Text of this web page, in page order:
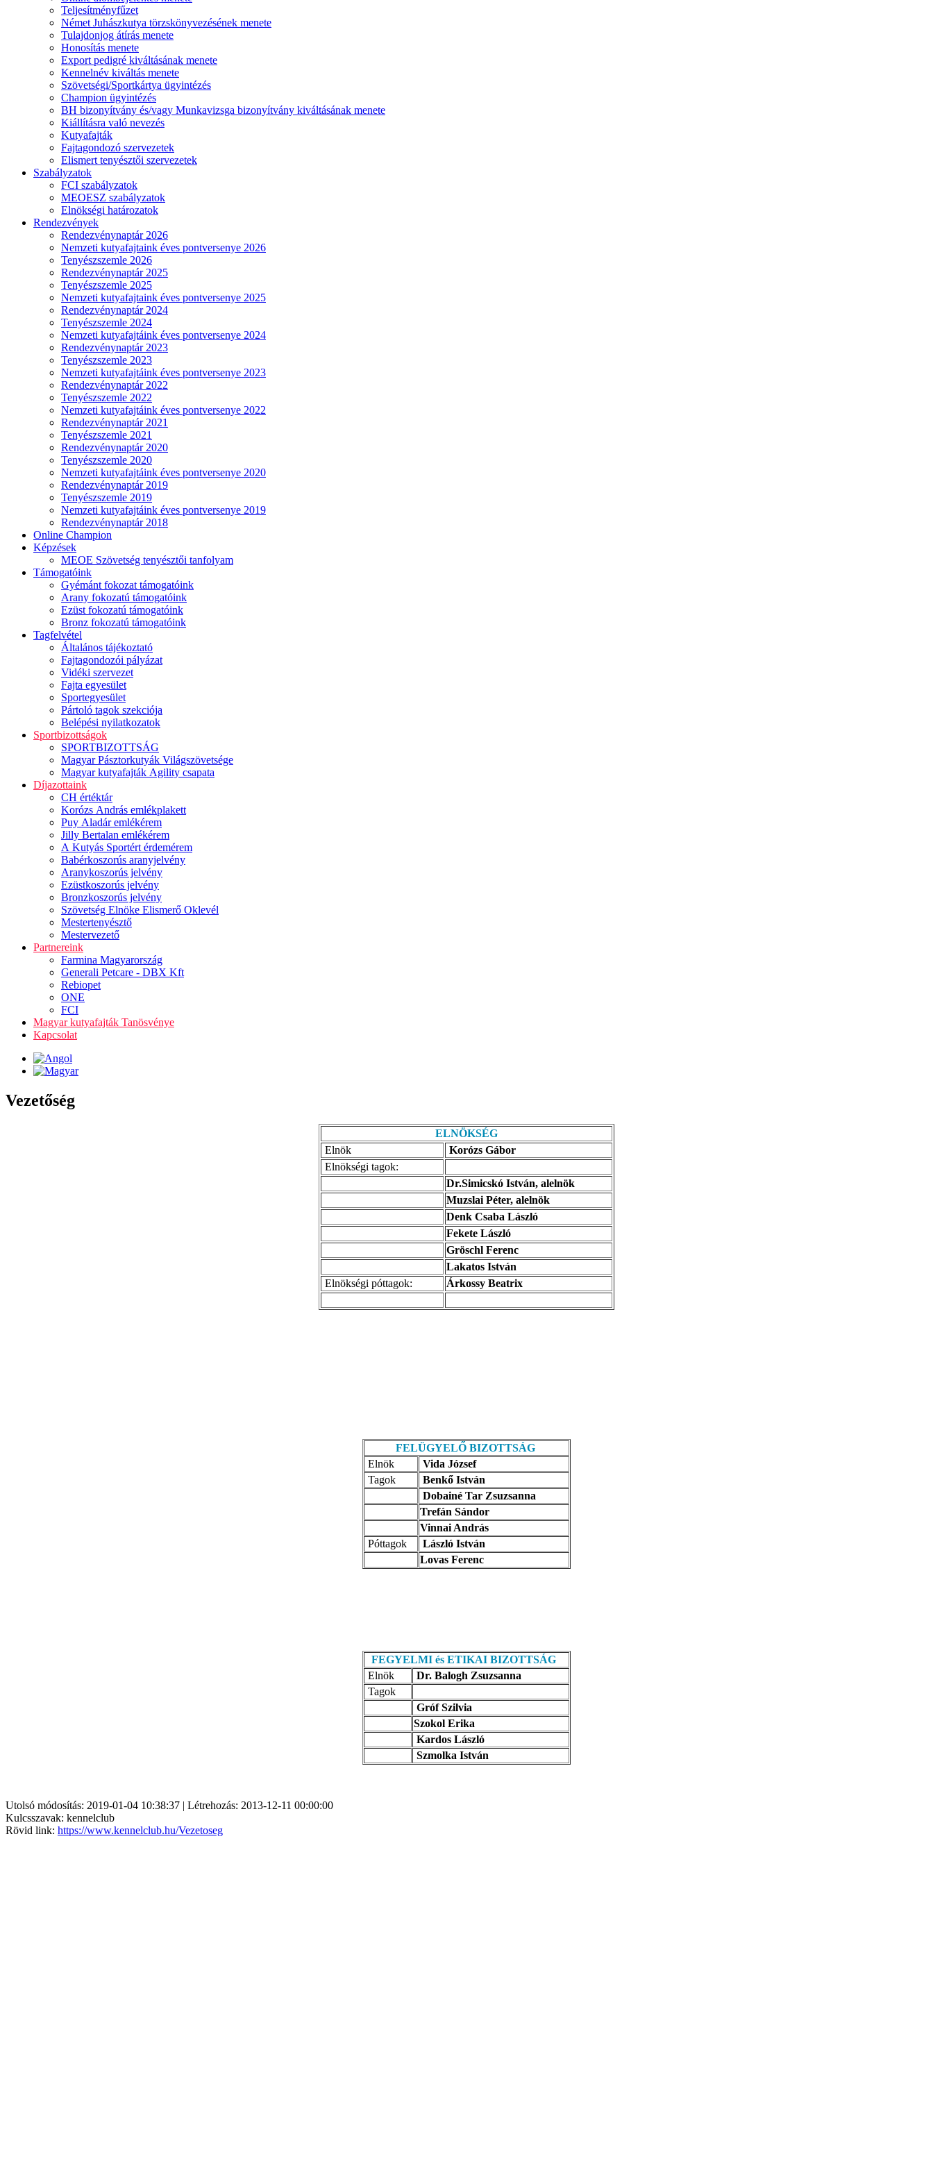
Teljesítményfűzet
Német Juhászkutya törzskönyvezésének menete
Tulajdonjog átírás menete
Honosítás menete
Export pedigré kiváltásának menete
Kennelnév kiváltás menete
Szövetségi/Sportkártya ügyintézés
Champion ügyintézés
BH bizonyítvány és/vagy Munkavizsga bizonyítvány kiváltásának menete
Kiállításra való nevezés
Kutyafajták
Fajtagondozó szervezetek
Elismert tenyésztői szervezetek
Szabályzatok
FCI szabályzatok
MEOESZ szabályzatok
Elnökségi határozatok
Rendezvények
Rendezvénynaptár 2026
Nemzeti kutyafajtaink éves pontversenye 2026
Tenyészszemle 2026
Rendezvénynaptár 2025
Tenyészszemle 2025
Nemzeti kutyafajtaink éves pontversenye 2025
Rendezvénynaptár 2024
Tenyészszemle 2024
Nemzeti kutyafajtáink éves pontversenye 2024
Rendezvénynaptár 2023
Tenyészszemle 2023
Nemzeti kutyafajtáink éves pontversenye 2023
Rendezvénynaptár 2022
Tenyészszemle 2022
Nemzeti kutyafajtáink éves pontversenye 2022
Rendezvénynaptár 2021
Tenyészszemle 2021
Rendezvénynaptár 2020
Tenyészszemle 2020
Nemzeti kutyafajtáink éves pontversenye 2020
Rendezvénynaptár 2019
Tenyészszemle 2019
Nemzeti kutyafajtáink éves pontversenye 2019
Rendezvénynaptár 2018
Online Champion
Képzések
MEOE Szövetség tenyésztői tanfolyam
Támogatóink
Gyémánt fokozat támogatóink
Arany fokozatú támogatóink
Ezüst fokozatú támogatóink
Bronz fokozatú támogatóink
Tagfelvétel
Általános tájékoztató
Fajtagondozói pályázat
Vidéki szervezet
Fajta egyesület
Sportegyesület
Pártoló tagok szekciója
Belépési nyilatkozatok
Sportbizottságok
SPORTBIZOTTSÁG
Magyar Pásztorkutyák Világszövetsége
Magyar kutyafajták Agility csapata
Díjazottaink
CH értéktár
Korózs András emlékplakett
Puy Aladár emlékérem
Jilly Bertalan emlékérem
A Kutyás Sportért érdemérem
Babérkoszorús aranyjelvény
Aranykoszorús jelvény
Ezüstkoszorús jelvény
Bronzkoszorús jelvény
Szövetség Elnöke Elismerő Oklevél
Mestertenyésztő
Mestervezető
Partnereink
Farmina Magyarország
Generali Petcare - DBX Kft
Rebiopet
ONE
FCI
Magyar kutyafajták Tanösvénye
Kapcsolat
Vezetőség
ELNÖKSÉG
Elnök
Korózs Gábor
Elnökségi tagok:
Dr.Simicskó István, alelnök
Muzslai Péter, alelnök
Denk Csaba László
Fekete László
Gröschl Ferenc
Lakatos István
Elnökségi póttagok:
Árkossy Beatrix
FELÜGYELŐ BIZOTTSÁG
Elnök
Vida József
Tagok
Benkő István
Dobainé Tar Zsuzsanna
Trefán Sándor
Vinnai András
Póttagok
László István
Lovas Ferenc
FEGYELMI és ETIKAI BIZOTTSÁG
Elnök
Dr. Balogh Zsuzsanna
Tagok
Gróf Szilvia
Szokol Erika
Kardos László
Szmolka István
Utolsó módosítás: 2019-01-04 10:38:37 | Létrehozás: 2013-12-11 00:00:00
Kulcsszavak: kennelclub
Rövid link: https://www.kennelclub.hu/Vezetoseg